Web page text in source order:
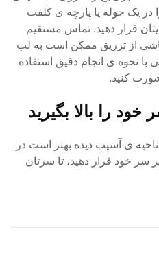
در یک حوله یا پارچه ی کلفت
قرار دهید. تماس مستقیم
از تزریق ممکن است به لب
با نحوه ی انجام دقیق استفاده
کنید.
ی آسیب دیده بهتر است در
خود قرار دهید، تا سرتان